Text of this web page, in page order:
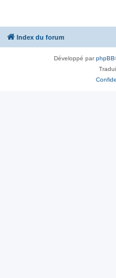
Index du forum
Développé parphpBB